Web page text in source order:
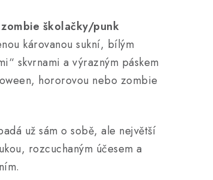
školačky/punk
károvanou sukní, bílým
skvrnami a výrazným páskem
hororovou nebo zombie
už sám o sobě, ale největší
rozcuchaným účesem a